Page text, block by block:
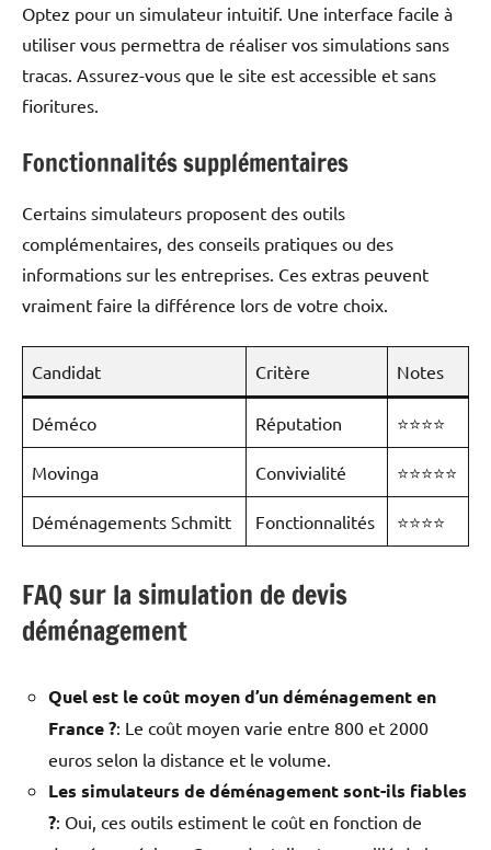
Optez pour un simulateur intuitif. Une interface facile à
utiliser vous permettra de réaliser vos simulations sans
tracas. Assurez-vous que le site est accessible et sans
fioritures.
Fonctionnalités supplémentaires
Certains simulateurs proposent des outils
complémentaires, des conseils pratiques ou des
informations sur les entreprises. Ces extras peuvent
vraiment faire la différence lors de votre choix.
Candidat Critère Notes
Déméco Réputation ⭐⭐⭐⭐
Movinga Convivialité ⭐⭐⭐⭐⭐
Déménagements Schmitt Fonctionnalités ⭐⭐⭐⭐
FAQ sur la simulation de devis
déménagement
Quel est le coût moyen d’un déménagement en
France ?: Le coût moyen varie entre 800 et 2000
euros selon la distance et le volume.
Les simulateurs de déménagement sont-ils fiables
?: Oui, ces outils estiment le coût en fonction de